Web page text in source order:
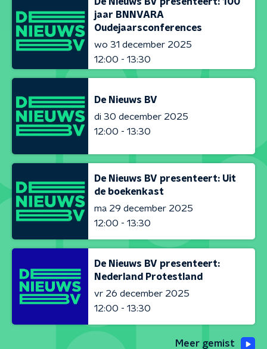
jaar BNNVARA
Oudejaarsconferences
wo 31 december 2025
12:00 - 13:30
De Nieuws BV
di 30 december 2025
12:00 - 13:30
De Nieuws BV presenteert: Uit
de boekenkast
ma 29 december 2025
12:00 - 13:30
De Nieuws BV presenteert:
Nederland Protestland
vr 26 december 2025
12:00 - 13:30
Meer gemist